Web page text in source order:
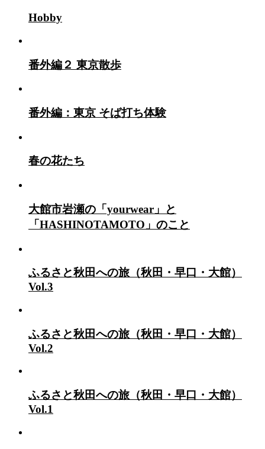
Hobby
番外編２ 東京散歩
番外編：東京 そば打ち体験
春の花たち
大館市岩瀬の「yourwear」と
「HASHINOTAMOTO」のこと
ふるさと秋田への旅（秋田・早口・大館）
Vol.3
ふるさと秋田への旅（秋田・早口・大館）
Vol.2
ふるさと秋田への旅（秋田・早口・大館）
Vol.1